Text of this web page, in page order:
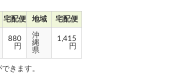
宅配便 地域 宅配便
880
円
沖
縄
県
1,415
円
きます。